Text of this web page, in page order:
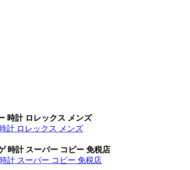
時計 ロレックス メンズ
計 ロレックス メンズ
時計 スーパー コピー 免税店
計 スーパー コピー 免税店